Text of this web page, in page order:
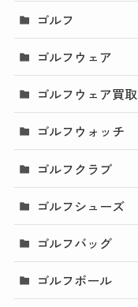
ゴルフ
ゴルフウェア
ゴルフウェア買取
ゴルフウォッチ
ゴルフクラブ
ゴルフシューズ
ゴルフバッグ
ゴルフボール